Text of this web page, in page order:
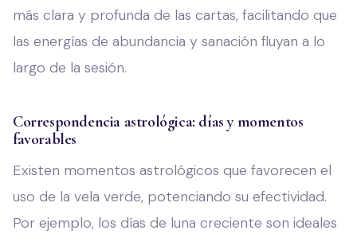
más clara y profunda de las cartas, facilitando que
las energías de abundancia y sanación fluyan a lo
largo de la sesión.
Correspondencia astrológica: días y momentos
favorables
Existen momentos astrológicos que favorecen el
uso de la vela verde, potenciando su efectividad.
Por ejemplo, los días de luna creciente son ideales